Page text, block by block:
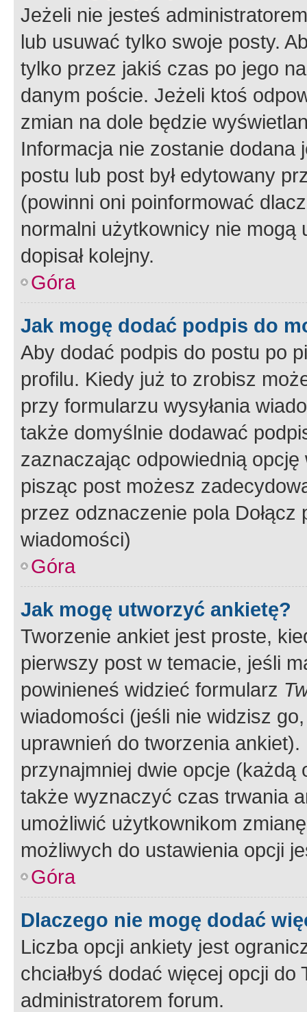
Jeżeli nie jesteś
lub usuwać tylko swoje posty.
tylko przez jakiś czas po jego
danym poście. Jeżeli ktoś
zmian na dole będzie
Informacja nie zostanie dodana
postu lub post był edytowany
(powinni oni poinformować
normalni użytkownicy nie
dopisał kolejny.
Góra
Jak mogę dodać podpis do
Aby dodać podpis do postu po
profilu. Kiedy już to zrobisz
przy formularzu wysyłania
także domyślnie dodawać
zaznaczając odpowiednią
pisząc post możesz
przez odznaczenie pola
wiadomości)
Góra
Jak mogę utworzyć ankietę?
Tworzenie ankiet jest proste,
pierwszy post w temacie, jeśli
powinieneś widzieć formularz
wiadomości (jeśli nie widzisz
uprawnień do tworzenia
przynajmniej dwie opcje
także wyznaczyć czas trwania
umożliwić użytkownikom
możliwych do ustawienia opcji
Góra
Dlaczego nie mogę dodać
Liczba opcji ankiety jest
chciałbyś dodać więcej opcji
administratorem forum.